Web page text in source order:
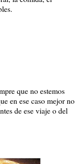
que no estemos
en ese caso mejor no
de ese viaje o del